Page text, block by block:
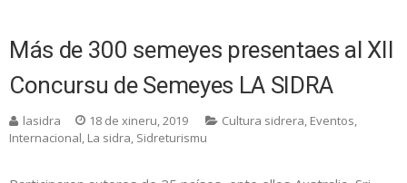
Más de 300 semeyes presentaes al XII
Concursu de Semeyes LA SIDRA
lasidra 18 de xineru, 2019 Cultura sidrera, Eventos,
Internacional, La sidra, Sidreturismu